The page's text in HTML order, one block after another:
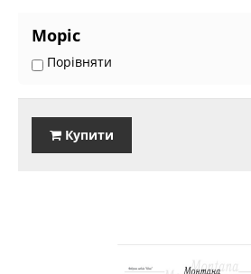
Моріс
Порівняти
Купити